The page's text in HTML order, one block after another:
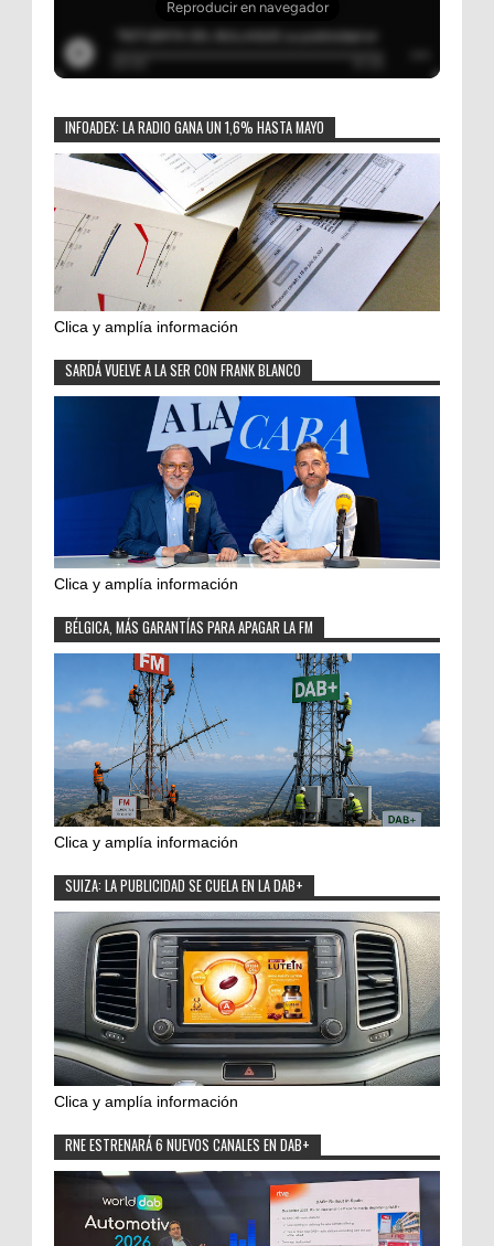
INFOADEX: LA RADIO GANA UN 1,6% HASTA MAYO
Clica y amplía información
SARDÁ VUELVE A LA SER CON FRANK BLANCO
Clica y amplía información
BÉLGICA, MÁS GARANTÍAS PARA APAGAR LA FM
Clica y amplía información
SUIZA: LA PUBLICIDAD SE CUELA EN LA DAB+
Clica y amplía información
RNE ESTRENARÁ 6 NUEVOS CANALES EN DAB+